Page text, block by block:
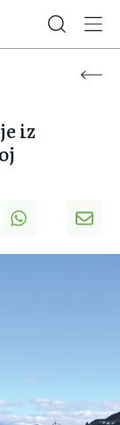
iz